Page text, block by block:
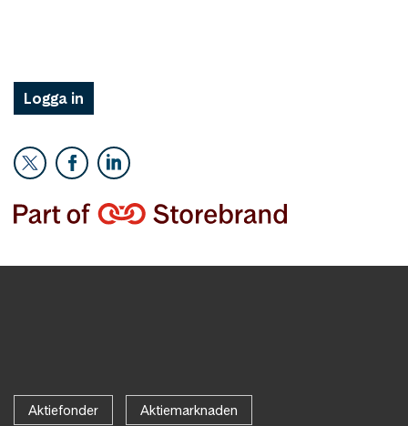
Logga in
Aktiefonder Aktiemarknaden